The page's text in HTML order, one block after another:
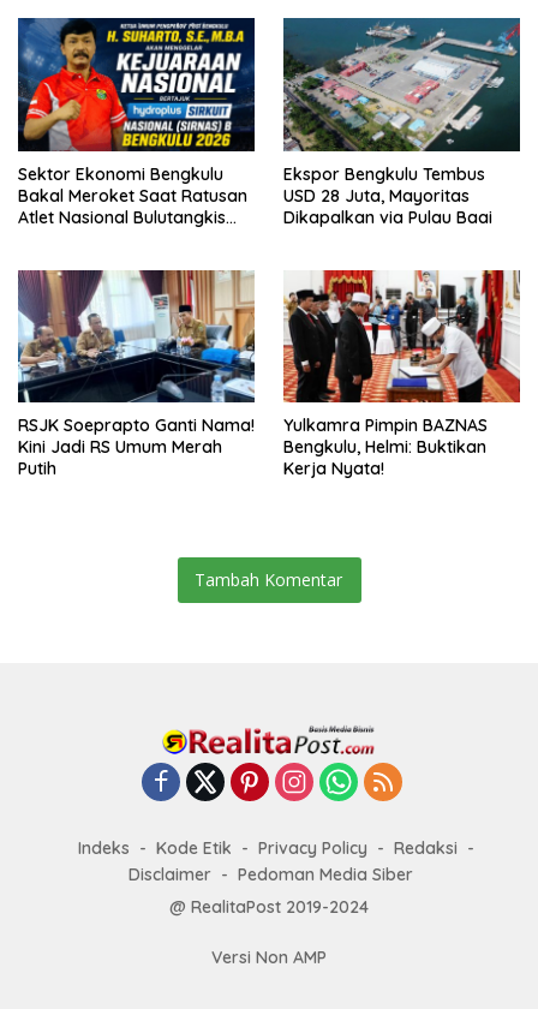
Sektor Ekonomi Bengkulu
Bakal Meroket Saat Ratusan
Atlet Nasional Bulutangkis
Ekspor Bengkulu Tembus
USD 28 Juta, Mayoritas
Dikapalkan via Pulau Baai
RSJK Soeprapto Ganti Nama!
Kini Jadi RS Umum Merah
Putih
Yulkamra Pimpin BAZNAS
Bengkulu, Helmi: Buktikan
Kerja Nyata!
Tambah Komentar
Indeks Kode Etik Privacy Policy
Redaksi
Disclaimer
Pedoman Media Siber
@ RealitaPost 2019-2024
Versi Non AMP